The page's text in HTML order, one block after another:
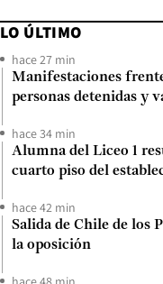
LO ÚLTIMO
hace 27 min
Manifestaciones
personas detenidas y
hace 34 min
Alumna del Liceo 1
cuarto piso del
hace 42 min
Salida de Chile de los
la oposición